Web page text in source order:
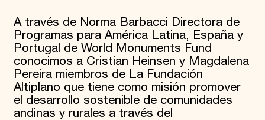
A través de Norma Barbacci Directora de
Programas para América Latina, España y
Portugal de World Monuments Fund
conocimos a Cristian Heinsen y Magdalena
Pereira miembros de La Fundación
Altiplano que tiene como misión promover
el desarrollo sostenible de comunidades
andinas y rurales a través del